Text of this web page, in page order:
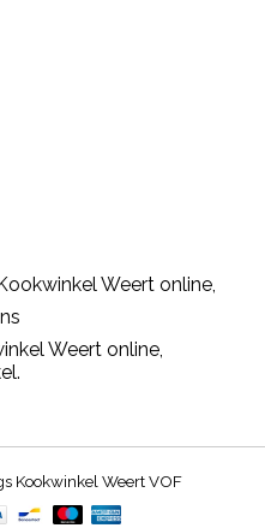
Weert online,
Weert online,
Kookwinkel Weert VOF